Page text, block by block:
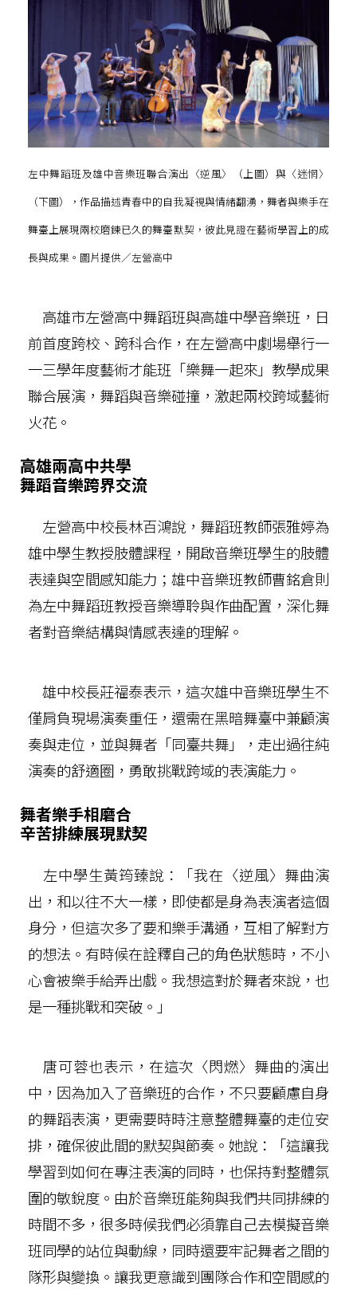
左中舞蹈班及雄中音樂班聯合演出〈逆風〉（上圖）與〈迷惘〉
（下圖），作品描述青春中的自我凝視與情緒翻湧，舞者與樂手在
舞臺上展現兩校磨鍊已久的舞臺默契，彼此見證在藝術學習上的成
長與成果。圖片提供／左營高中
高雄市左營高中舞蹈班與高雄中學音樂班，日
前首度跨校、跨科合作，在左營高中劇場舉行一
一三學年度藝術才能班「樂舞一起來」教學成果
聯合展演，舞蹈與音樂碰撞，激起兩校跨域藝術
火花。
高雄兩高中共學
舞蹈音樂跨界交流
左營高中校長林百鴻說，舞蹈班教師張雅婷為
雄中學生教授肢體課程，開啟音樂班學生的肢體
表達與空間感知能力；雄中音樂班教師曹銘倉則
為左中舞蹈班教授音樂導聆與作曲配置，深化舞
者對音樂結構與情感表達的理解。
雄中校長莊福泰表示，這次雄中音樂班學生不
僅肩負現場演奏重任，還需在黑暗舞臺中兼顧演
奏與走位，並與舞者「同臺共舞」，走出過往純
演奏的舒適圈，勇敢挑戰跨域的表演能力。
舞者樂手相磨合
辛苦排練展現默契
左中學生黃筠臻說：「我在〈逆風〉舞曲演
出，和以往不大一樣，即使都是身為表演者這個
身分，但這次多了要和樂手溝通，互相了解對方
的想法。有時候在詮釋自己的角色狀態時，不小
心會被樂手給弄出戲。我想這對於舞者來說，也
是一種挑戰和突破。」
唐可蓉也表示，在這次〈閃燃〉舞曲的演出
中，因為加入了音樂班的合作，不只要顧慮自身
的舞蹈表演，更需要時時注意整體舞臺的走位安
排，確保彼此間的默契與節奏。她說：「這讓我
學習到如何在專注表演的同時，也保持對整體氛
圍的敏銳度。由於音樂班能夠與我們共同排練的
時間不多，很多時候我們必須靠自己去模擬音樂
班同學的站位與動線，同時還要牢記舞者之間的
隊形與變換。讓我更意識到團隊合作和空間感的